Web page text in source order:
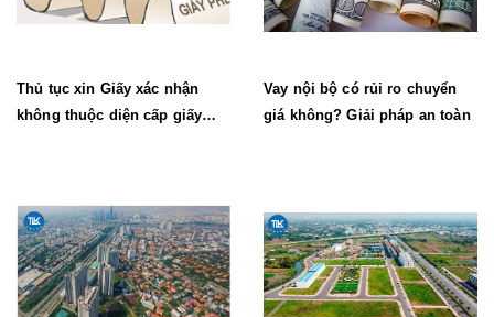
Thủ tục xin Giấy xác nhận
không thuộc diện cấp giấy
Vay nội bộ có rủi ro chuyển
giá không? Giải pháp an toàn